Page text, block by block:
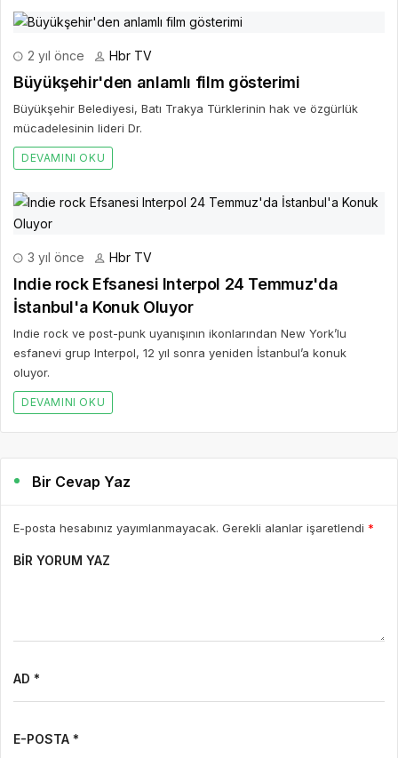
2 yıl önce Hbr TV
Büyükşehir'den anlamlı film gösterimi
Büyükşehir Belediyesi, Batı Trakya Türklerinin hak ve özgürlük
mücadelesinin lideri Dr.
DEVAMINI OKU
3 yıl önce Hbr TV
Indie rock Efsanesi Interpol 24 Temmuz'da
İstanbul'a Konuk Oluyor
Indie rock ve post-punk uyanışının ikonlarından New York’lu
esfanevi grup Interpol, 12 yıl sonra yeniden İstanbul’a konuk
oluyor.
DEVAMINI OKU
Bir Cevap Yaz
E-posta hesabınız yayımlanmayacak. Gerekli alanlar işaretlendi *
BIR YORUM YAZ
AD *
E-POSTA *